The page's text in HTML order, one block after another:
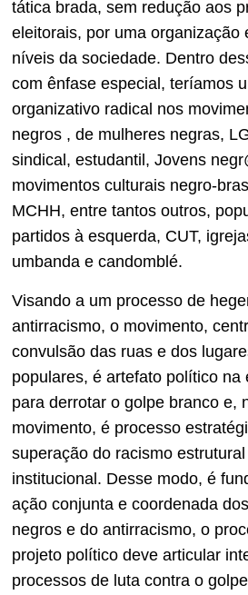
tática brada, sem redução aos
eleitorais, por uma organização
níveis da sociedade. Dentro
com ênfase especial, teríamos
organizativo radical nos
negros , de mulheres negras,
sindical, estudantil, Jovens
movimentos culturais negro-
MCHH, entre tantos outros,
partidos à esquerda, CUT,
umbanda e candomblé.
Visando a um processo de
antirracismo, o movimento,
convulsão das ruas e dos
populares, é artefato político na
para derrotar o golpe branco e,
movimento, é processo
superação do racismo
institucional. Desse modo, é
ação conjunta e coordenada
negros e do antirracismo, o
projeto político deve articular
processos de luta contra o